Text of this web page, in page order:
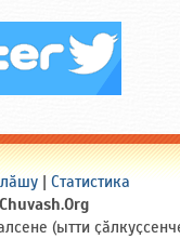
Статистика
(ытти